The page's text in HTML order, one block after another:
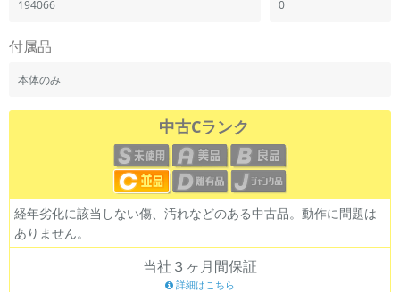
194066 0
付属品
本体のみ
中古Cランク
経年劣化に該当しない傷、汚れなどのある中古品。動作に問題は
ありません。
当社３ヶ月間保証
詳細はこちら
ランク
商品状態の絞り込み
メモリ